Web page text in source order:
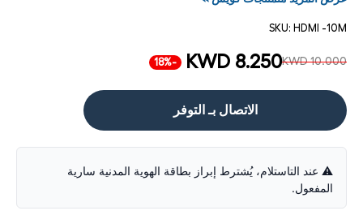
SKU: HDMI -10M
KWD 10.000
KWD 8.250
-18%
الاتصال بـ التوفر
⚠️ عند التاستلام، يُشترط إبراز بطاقة الهوية المدنية سارية
المفعول.